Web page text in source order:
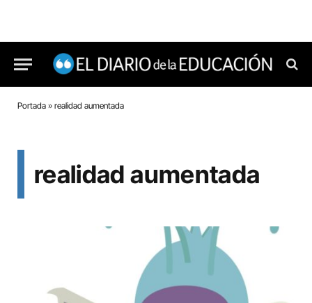
Portada » realidad aumentada
realidad aumentada